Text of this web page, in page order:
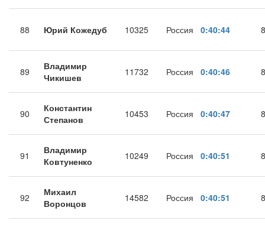
88 Юрий Кожедуб 10325 Россия 0:40:44
89
Владимир
Чикишев
11732 Россия 0:40:46
90
Константин
Степанов
10453 Россия 0:40:47
91
Владимир
Ковтуненко
10249 Россия 0:40:51
92
Михаил
Воронцов
14582 Россия 0:40:51